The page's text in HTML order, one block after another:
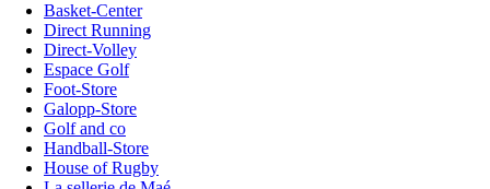
Basket-Center
Direct Running
Direct-Volley
Espace Golf
Foot-Store
Galopp-Store
Golf and co
Handball-Store
House of Rugby